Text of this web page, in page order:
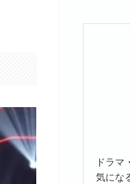
ドラマ
気にな